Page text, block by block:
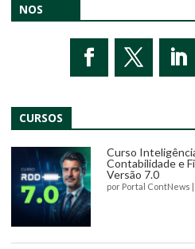
NOS
CURSOS
Curso
Contabilidade e
Versão 7.0
por Portal ContNews